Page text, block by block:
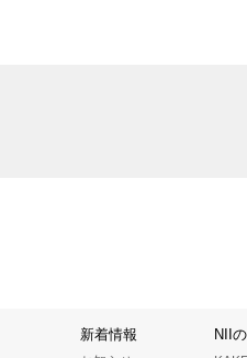
新着情報 NII